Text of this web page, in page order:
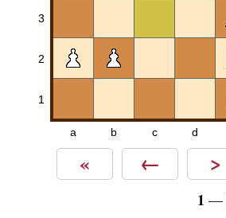
3
2
1
a b c d
« ← >
1 —